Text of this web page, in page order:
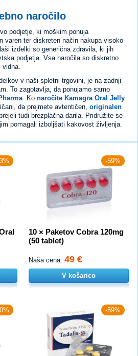
naročilo
podjetje, ki moškim ponuja
varen ter diskreten način nakupa visoko
izdelki so generična zdravila, ki jih
podjetja. Vsa naročila so diskretno
v naši spletni trgovini, je na zadnji
To zagotavlja, da ponujamo samo
. Ko naročite Kamagra Oral Jelly
da prejmete avtentičen, originalen
tudi brezplačna darila. Pridružite se
pomagali izboljšati kakovost življenja.
-59%
10 × Paketov Cobra 120mg
(50 tablet)
Naša cena: 49 €
V košarico
-59%